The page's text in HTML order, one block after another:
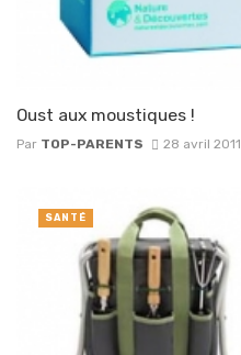
Oust aux moustiques !
Par TOP-PARENTS 28 avril 2011
SANTÉ